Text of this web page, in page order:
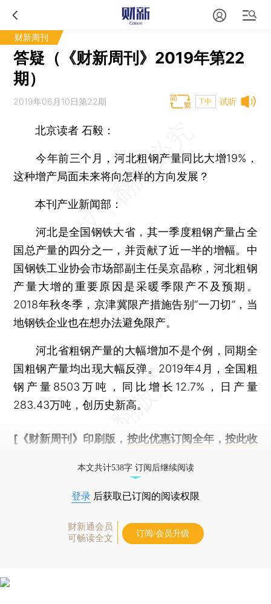
财新周刊
答疑（《财新周刊》2019年第22
期）
试听
2019年06月10日第22期 T中
北京读者 石毅：
今年前三个月，河北粗钢产量同比大增19%，
这种增产局面未来将向怎样的方向发展？
本刊产业新闻部：
河北是全国钢铁大省，其一季度粗钢产量占全
国总产量的四分之一，并贡献了近一半的增幅。中
国钢铁工业协会市场部副主任吴京晶称，河北粗钢
产量大增的重要原因是采暖季限产不及预期。
2018年秋冬季，京津冀限产措施告别“一刀切”，当
地钢铁企业也在想办法避免限产。
河北省粗钢产量的大幅增加不是个例，同期全
国粗钢产量均出现大幅反弹。2019年4月，全国粗
钢产量8503万吨，同比增长12.7%，日产量
283.43万吨，创历史新高。
[《财新周刊》印刷版， 按此优惠订阅全年， 按此收
本文共计538字 订阅后继续阅读
登录 后获取已订阅的阅读权限
财新通会员
可畅读全文
订阅/会员升级